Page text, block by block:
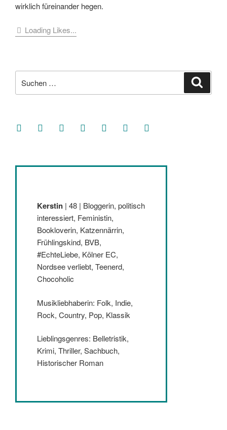
wirklich füreinander hegen.
Loading Likes...
nach:
facebooksoundcloud
twitter mastodoninstagramthreads goodreads
Kerstin | 48 | Bloggerin, politisch
interessiert, Feministin,
Bookloverin, Katzennärrin,
Frühlingskind, BVB,
#EchteLiebe, Kölner EC,
Nordsee verliebt, Teenerd,
Chocoholic
Musikliebhaberin: Folk, Indie,
Rock, Country, Pop, Klassik
Lieblingsgenres: Belletristik,
Krimi, Thriller, Sachbuch,
Historischer Roman